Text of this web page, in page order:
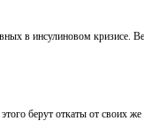
в инсулиновом кризисе.
берут откаты от своих же